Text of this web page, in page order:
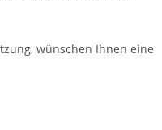
wünschen Ihnen eine